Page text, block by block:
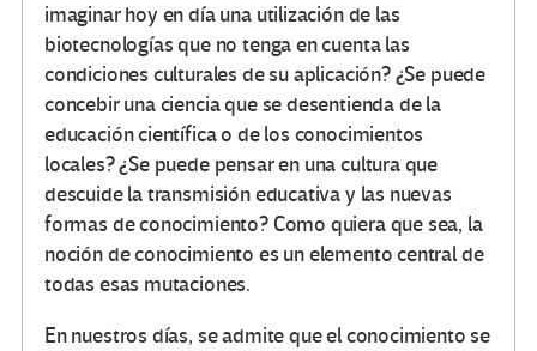
imaginar hoy en día una utilización de las
biotecnologías que no tenga en cuenta las
condiciones culturales de su aplicación? ¿Se puede
concebir una ciencia que se desentienda de la
educación científica o de los conocimientos
locales? ¿Se puede pensar en una cultura que
descuide la transmisión educativa y las nuevas
formas de conocimiento? Como quiera que sea, la
noción de conocimiento es un elemento central de
todas esas mutaciones.
En nuestros días, se admite que el conocimiento se